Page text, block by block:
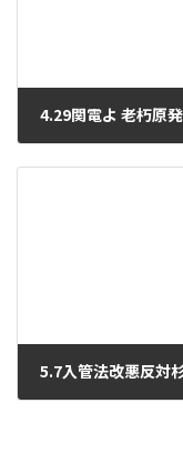
4.29関電よ 老朽原
5.7入管法改悪反対